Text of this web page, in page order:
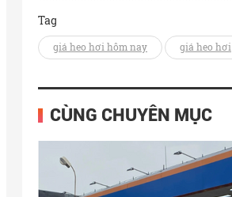
Tag
giá heo hơi hôm nay giá heo hơi
CÙNG CHUYÊN MỤC